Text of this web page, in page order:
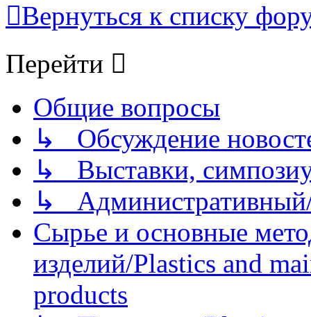
Вернуться к списку
Перейти
Общие вопросы
↳ Обсуждение
↳ Выставки,
↳
Сырье и основные
изделий/Plastics and
products